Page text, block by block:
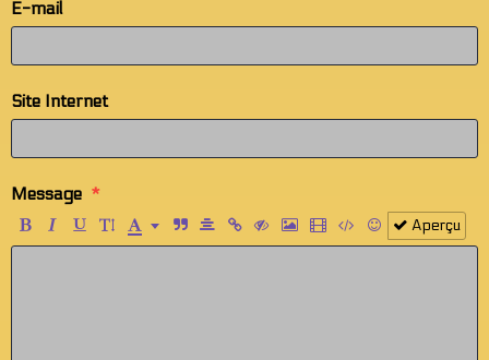
E-mail
Site Internet
Message
Aperçu